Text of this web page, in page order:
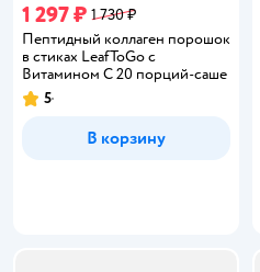
1 297 ₽ 1 730 ₽
Пептидный коллаген порошок
в стиках LeafToGo с
Витамином C 20 порций-саше
Рейтинг:
5
В корзину